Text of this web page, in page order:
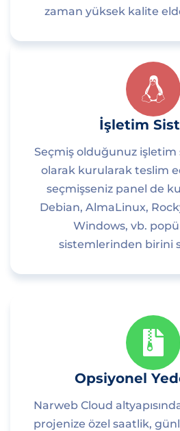
zaman yüksek kalite
İşletim
Seçmiş olduğunuz
olarak kurularak teslim
seçmişseniz panel de
Debian, AlmaLinux,
Windows, vb.
sistemlerinden birini
Opsiyonel
Narweb Cloud
projenize özel saatlik,